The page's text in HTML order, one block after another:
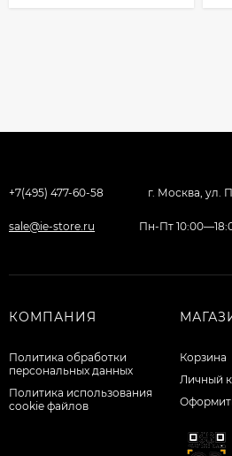
+7(495) 477-60-58 г. Москва, ул.
sale@ie-store.ru Пн-Пт
КОМПАНИЯ
Политика обработки
персональных данных
Политика использования
cookie файлов
Корзина
Личный